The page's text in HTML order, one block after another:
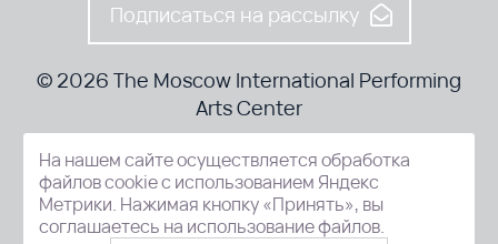
Подписаться на рассылку
© 2026 The Moscow International Performing
Arts Center
52-8, Kosmodamianskaya nab., Moscow, 115054, Russia
На нашем сайте осуществляется обработка
файлов cookie с использованием Яндекс
Метрики. Нажимая кнопку «Принять», вы
соглашаетесь на использование файлов.